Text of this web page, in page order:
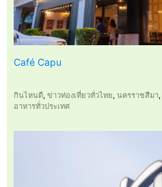
Café Capu
กินไหนดี, ข่าวท่องเที่ยวทั่วไทย, นครราชสีมา,
อาหารทั่วประเทศ